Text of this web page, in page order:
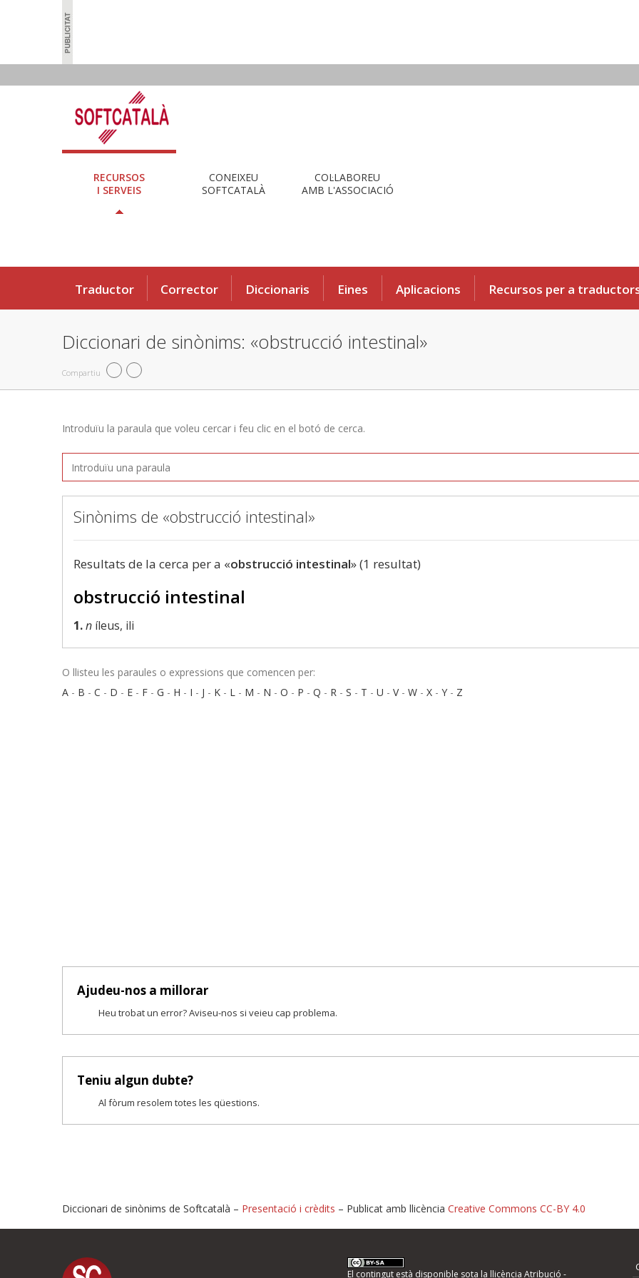
RECURSOS
I SERVEIS
CONEIXEU
SOFTCATALÀ
COL·LABOREU
AMB L'ASSOCIACIÓ
Traductor Corrector Diccionaris Eines Aplicacions Recursos per a
Diccionari de sinònims: «obstrucció intestinal»
Compartiu
Introduïu la paraula que voleu cercar i feu clic en el botó de cerca.
Sinònims de «obstrucció intestinal»
Resultats de la cerca per a «obstrucció intestinal» (1 resultat)
obstrucció intestinal
1.n íleus, ili
O llisteu les paraules o expressions que comencen per:
A - B - C - D - E - F - G - H - I - J - K - L - M - N - O - P - Q - R - S - T - U - V- W - X - Y - Z
Ajudeu-nos a millorar
Heu trobat un error? Aviseu-nos si veieu cap problema.
Teniu algun dubte?
Al fòrum resolem totes les qüestions.
Proposeu-nos millores o informeu d'errors
Diccionari de sinònims de Softcatalà – Presentació i crèdits – Publicat amb llicència Creative Commons CC-BY 4.0
El contingut està disponible sota la llicència Atribució -